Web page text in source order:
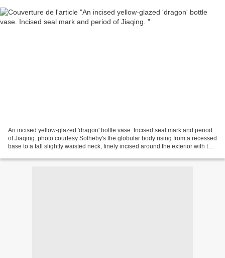
An incised yellow-glazed 'dragon' bottle vase. Incised seal mark and period
of Jiaqing. photo courtesy Sotheby's the globular body rising from a recessed
base to a tall slightly waisted neck, finely incised around the exterior with two